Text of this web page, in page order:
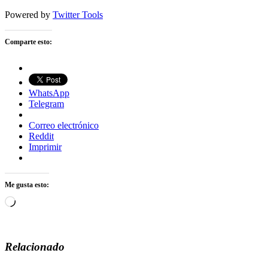
Powered by Twitter Tools
Comparte esto:
WhatsApp
Telegram
Correo electrónico
Reddit
Imprimir
Me gusta esto:
Cargando...
Relacionado